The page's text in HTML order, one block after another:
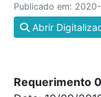
Publicado em:
Abrir
Requerimento